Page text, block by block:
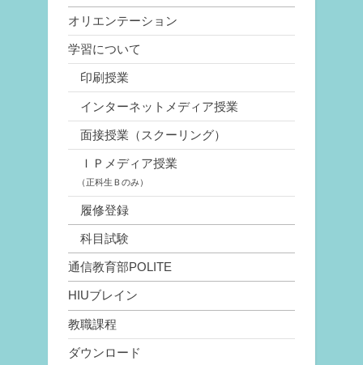
オリエンテーション
学習について
印刷授業
インターネットメディア授業
面接授業（スクーリング）
ＩＰメディア授業
（正科生Ｂのみ）
履修登録
科目試験
通信教育部POLITE
HIUブレイン
教職課程
ダウンロード